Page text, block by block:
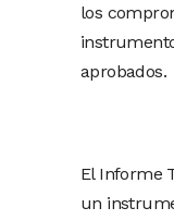
los
aprobados.
El Informe
un